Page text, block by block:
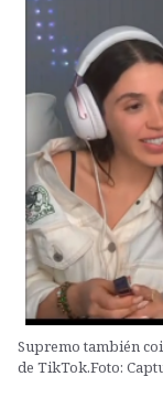
Supremo también
de TikTok.Foto: